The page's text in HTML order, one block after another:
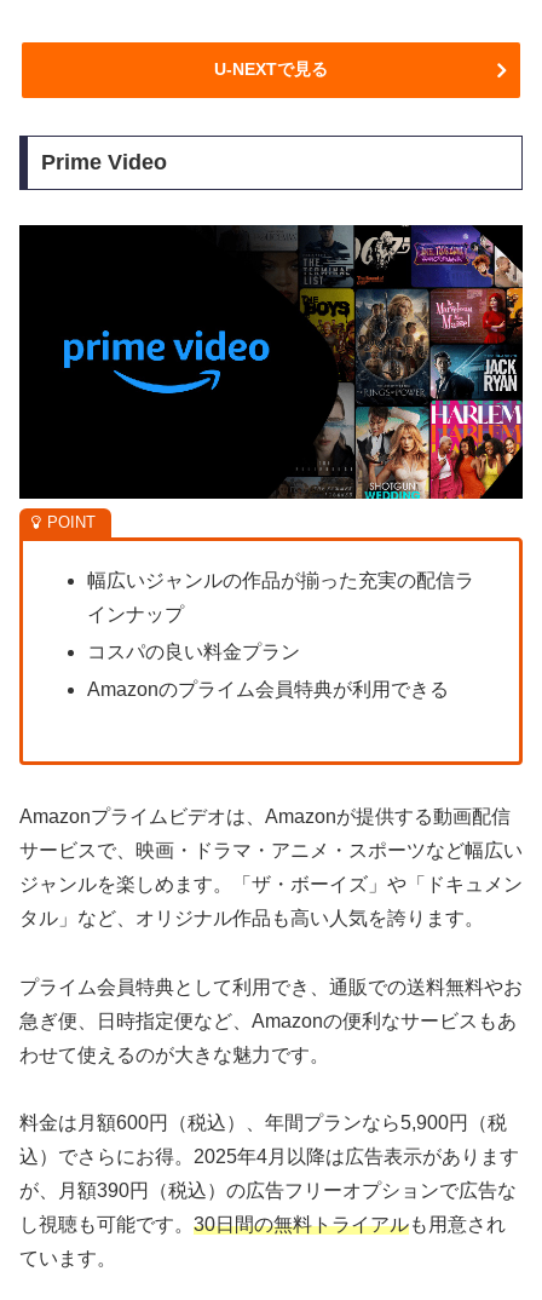
U-NEXTで見る
Prime Video
幅広いジャンルの作品が揃った充実の配信ラ
インナップ
コスパの良い料金プラン
Amazonのプライム会員特典が利用できる
Amazonプライムビデオは、Amazonが提供する動画配信
サービスで、映画・ドラマ・アニメ・スポーツなど幅広い
ジャンルを楽しめます。「ザ・ボーイズ」や「ドキュメン
タル」など、オリジナル作品も高い人気を誇ります。
プライム会員特典として利用でき、通販での送料無料やお
急ぎ便、日時指定便など、Amazonの便利なサービスもあ
わせて使えるのが大きな魅力です。
料金は月額600円（税込）、年間プランなら5,900円（税
込）でさらにお得。2025年4月以降は広告表示があります
が、月額390円（税込）の広告フリーオプションで広告な
し視聴も可能です。 30日間の無料トライアルも用意され
ています。